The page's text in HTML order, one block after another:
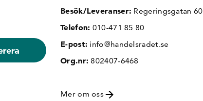
Besök/Leveranser: Regeringsgatan 60
Telefon: 010-471 85 80
E-post: info@handelsradet.se
Org.nr: 802407-6468
Mer om oss